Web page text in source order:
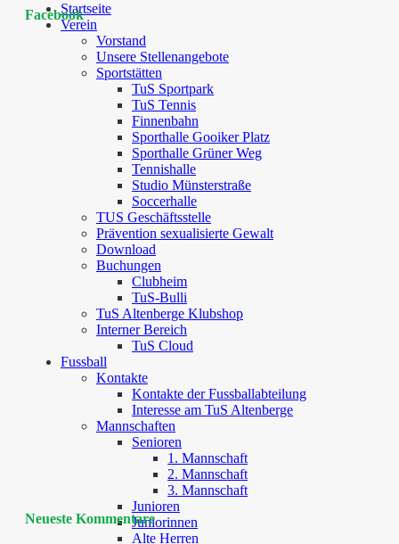
Startseite
Verein
Vorstand
Unsere Stellenangebote
Sportstätten
TuS Sportpark
TuS Tennis
Finnenbahn
Sporthalle Gooiker Platz
Sporthalle Grüner Weg
Tennishalle
Studio Münsterstraße
Soccerhalle
TUS Geschäftsstelle
Prävention sexualisierte Gewalt
Download
Buchungen
Clubheim
TuS-Bulli
TuS Altenberge Klubshop
Interner Bereich
TuS Cloud
Fussball
Kontakte
Kontakte der Fussballabteilung
Interesse am TuS Altenberge
Mannschaften
Senioren
1. Mannschaft
2. Mannschaft
3. Mannschaft
Junioren
Juniorinnen
Alte Herren
Facebook
Neueste Kommentare